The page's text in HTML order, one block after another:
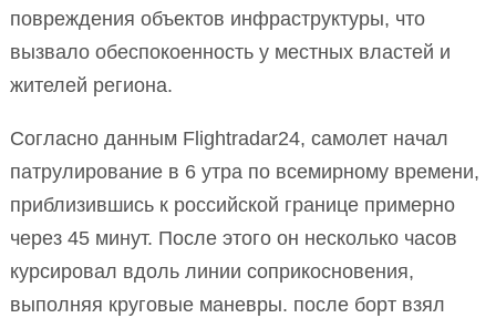
повреждения объектов инфраструктуры, что
вызвало обеспокоенность у местных властей и
жителей региона.
Согласно данным Flightradar24, самолет начал
патрулирование в 6 утра по всемирному времени,
приблизившись к российской границе примерно
через 45 минут. После этого он несколько часов
курсировал вдоль линии соприкосновения,
выполняя круговые маневры. после борт взял